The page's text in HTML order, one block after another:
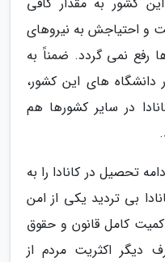
و احتیاجش به نیروهای
نمی گردد. ضمناً به
های این کشور،
در سایر کشورها هم
تحصیل در کانادا را به
بی تردید یکی از امن
کامل قانون و حقوق
دیگر اکثریت مردم از